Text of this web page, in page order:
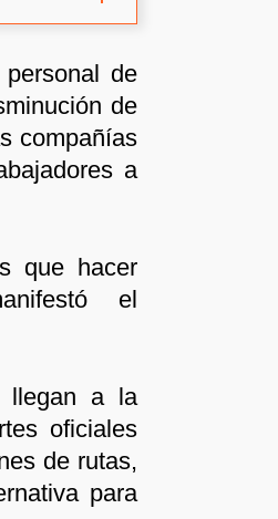
de
de
compañías
a
que hacer
el
llegan a la
oficiales
de rutas,
para